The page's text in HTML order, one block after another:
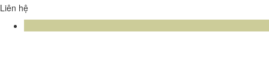
Liên hệ